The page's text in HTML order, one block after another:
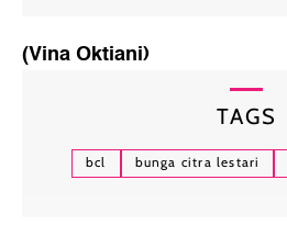
(Vina Oktiani)
TAGS
bcl bunga citra lestari